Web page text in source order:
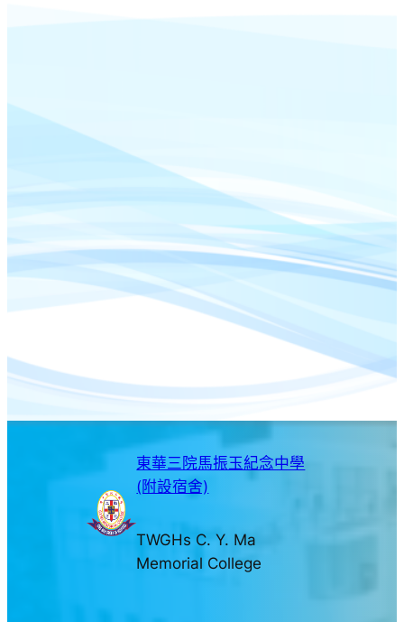
東華三院馬振玉紀念中學
(附設宿舍)
TWGHs C. Y. Ma
Memorial College